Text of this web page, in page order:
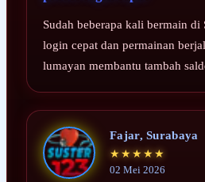
Sudah beberapa kali bermain di
login cepat dan permainan
lumayan membantu tambah
Fajar, Surabaya
★★★★★
02 Mei 2026